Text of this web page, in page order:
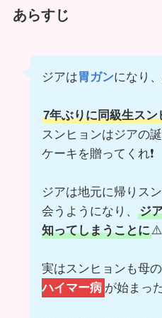
あらすじ
ジアは胃ガンになり
7年ぶりに同級生スン
スンヒョンはジアの
ケーキを贈ってくれ❗
ジアは地元に帰りス
会うようになり、
ジ
知ってしまうことに⚠️
実はスンヒョンも母
ハイマー病 が始まっ